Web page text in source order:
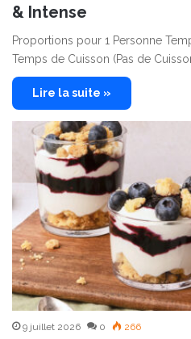
& Intense
Proportions pour 1 Personne
Temps de Cuisson (Pas de
Lire la suite »
9 juillet 2026 0 266